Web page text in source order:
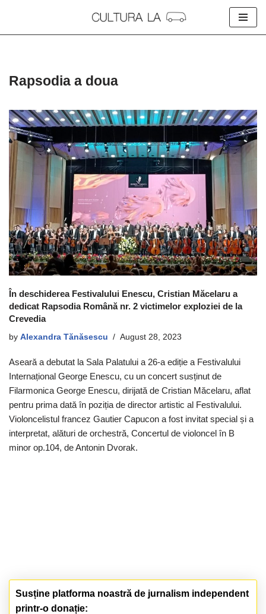
Rapsodia a doua
În deschiderea Festivalului Enescu, Cristian Măcelaru a
dedicat Rapsodia Română nr. 2 victimelor exploziei de la
Crevedia
by Alexandra Tănăsescu August 28, 2023
Aseară a debutat la Sala Palatului a 26-a ediție a Festivalului
Internațional George Enescu, cu un concert susținut de
Filarmonica George Enescu, dirijată de Cristian Măcelaru, aflat
pentru prima dată în poziția de director artistic al Festivalului.
Violoncelistul francez Gautier Capucon a fost invitat special și a
interpretat, alături de orchestră, Concertul de violoncel în B
minor op.104, de Antonin Dvorak.
Susține platforma noastră de jurnalism independent
printr-o donație: